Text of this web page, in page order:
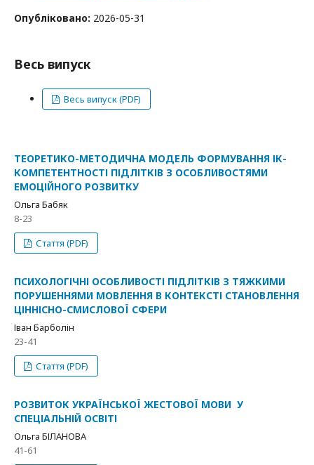
Опубліковано: 2026-05-31
Весь випуск
Весь випуск (PDF)
ТЕОРЕТИКО-МЕТОДИЧНА МОДЕЛЬ ФОРМУВАННЯ ІК-
КОМПЕТЕНТНОСТІ ПІДЛІТКІВ З ОСОБЛИВОСТЯМИ
ЕМОЦІЙНОГО РОЗВИТКУ
Ольга Бабяк
8-23
Стаття (PDF)
ПСИХОЛОГІЧНІ ОСОБЛИВОСТІ ПІДЛІТКІВ З ТЯЖКИМИ
ПОРУШЕННЯМИ МОВЛЕННЯ В КОНТЕКСТІ СТАНОВЛЕННЯ
ЦІННІСНО-СМИСЛОВОЇ СФЕРИ
Іван Барболін
23-41
Стаття (PDF)
РОЗВИТОК УКРАЇНСЬКОЇ ЖЕСТОВОЇ МОВИ У
СПЕЦІАЛЬНІЙ ОСВІТІ
Ольга БІЛАНОВА
41-61